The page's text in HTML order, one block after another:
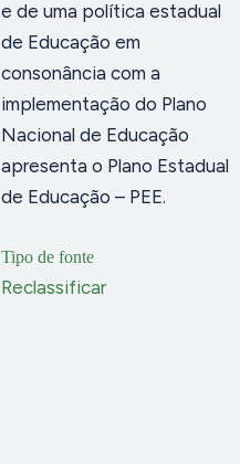
e de uma política estadual
de Educação em
consonância com a
implementação do Plano
Nacional de Educação
apresenta o Plano Estadual
de Educação – PEE.
Tipo de fonte
Reclassificar